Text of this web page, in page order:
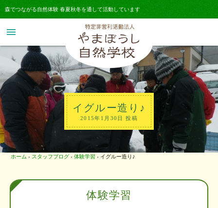
森でつながる自然体験 春夏秋冬を通して活動しています
menu
イグルー造り♪
2015年1月30日 投稿
ホーム › スタッフブログ › 体験学習 › イグルー造り♪
体験学習